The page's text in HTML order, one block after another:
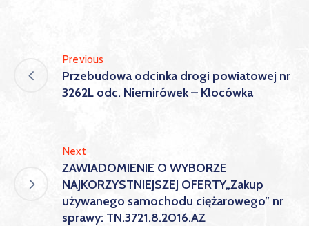
Previous
Przebudowa odcinka drogi powiatowej nr
3262L odc. Niemirówek – Klocówka
Next
ZAWIADOMIENIE O WYBORZE
NAJKORZYSTNIEJSZEJ OFERTY„Zakup
używanego samochodu ciężarowego” nr
sprawy: TN.3721.8.2016.AZ